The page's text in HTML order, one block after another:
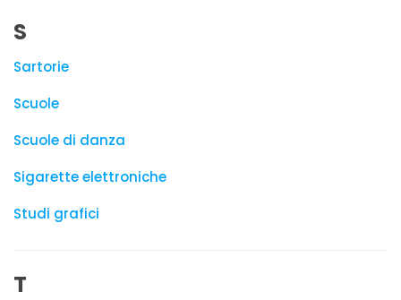
S
Sartorie
Scuole
Scuole di danza
Sigarette elettroniche
Studi grafici
T